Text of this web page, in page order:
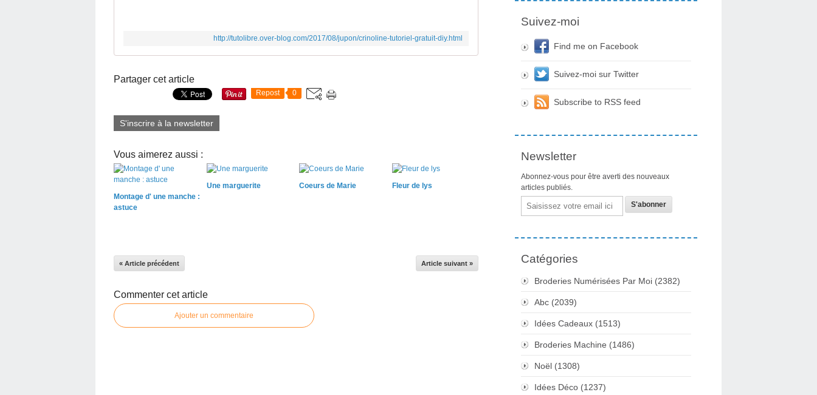
http://tutolibre.over-blog.com/2017/08/jupon/crinoline-tutoriel-gratuit-diy.html
Partager cet article
Repost 0
S'inscrire à la newsletter
Vous aimerez aussi :
Montage d' une manche :
astuce
Une marguerite Coeurs de Marie Fleur de lys
« Article précédent Article suivant »
Commenter cet article
Ajouter un commentaire
Suivez-moi
Find me on Facebook
Suivez-moi sur Twitter
Subscribe to RSS feed
Newsletter
Abonnez-vous pour être averti des nouveaux
articles publiés.
Email
Catégories
Broderies Numérisées Par Moi (2382)
Abc (2039)
Idées Cadeaux (1513)
Broderies Machine (1486)
Noël (1308)
Idées Déco (1237)